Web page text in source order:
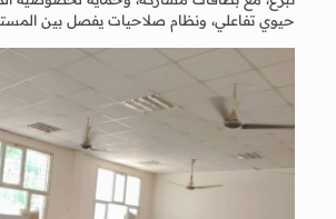
حيوي تفاعلي، ونظام صلاحيات يفصل بين